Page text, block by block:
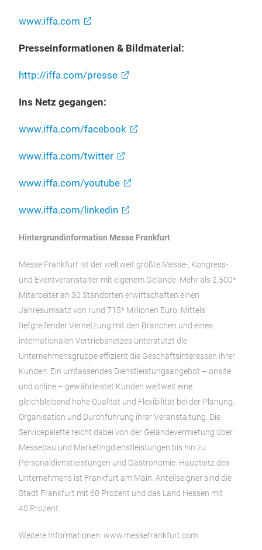
www.iffa.com
Presseinformationen & Bildmaterial:
http://iffa.com/presse
Ins Netz gegangen:
www.iffa.com/facebook
www.iffa.com/twitter
www.iffa.com/youtube
www.iffa.com/linkedin
Hintergrundinformation Messe Frankfurt
Messe Frankfurt ist der weltweit größte Messe-, Kongress-
und Eventveranstalter mit eigenem Gelände. Mehr als 2.500*
Mitarbeiter an 30 Standorten erwirtschaften einen
Jahresumsatz von rund 715* Millionen Euro. Mittels
tiefgreifender Vernetzung mit den Branchen und eines
internationalen Vertriebsnetzes unterstützt die
Unternehmensgruppe effizient die Geschäftsinteressen ihrer
Kunden. Ein umfassendes Dienstleistungsangebot – onsite
und online – gewährleistet Kunden weltweit eine
gleichbleibend hohe Qualität und Flexibilität bei der Planung,
Organisation und Durchführung ihrer Veranstaltung. Die
Servicepalette reicht dabei von der Geländevermietung über
Messebau und Marketingdienstleistungen bis hin zu
Personaldienstleistungen und Gastronomie. Hauptsitz des
Unternehmens ist Frankfurt am Main. Anteilseigner sind die
Stadt Frankfurt mit 60 Prozent und das Land Hessen mit
40 Prozent.
Weitere Informationen: www.messefrankfurt.com